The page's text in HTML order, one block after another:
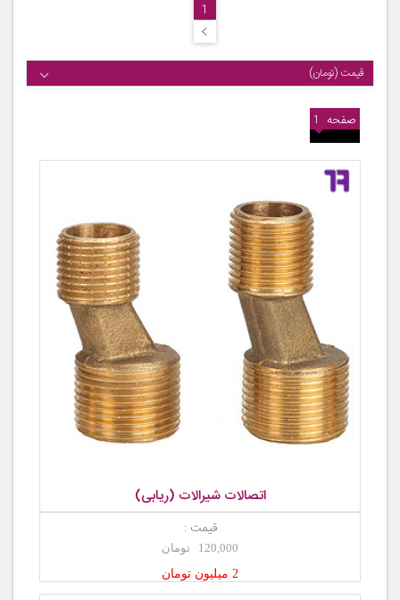
1
قیمت (تومان)
صفحه 1
اتصالات شیرالات (ریابی)
قیمت :
120,000 تومان
2 میلیون تومان